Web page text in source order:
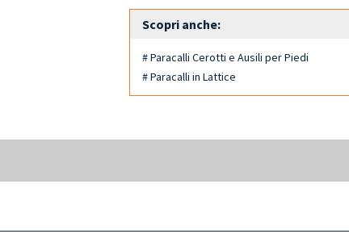
Scopri anche:
# Paracalli Cerotti e Ausili per Piedi
# Paracalli in Lattice